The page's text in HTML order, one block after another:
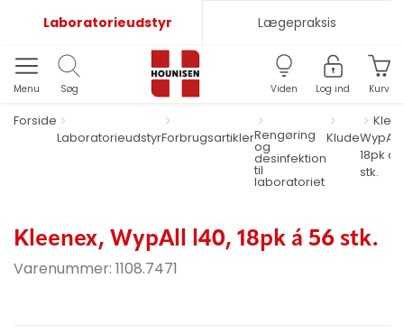
Laboratorieudstyr Lægepraksis
Menu Søg Viden Log ind Kurv
Forside
LaboratorieudstyrForbrugsartiklerRengøring
og
desinfektion
til
laboratoriet
KludeWypAll
18pk á
stk.
Kleenex, WypAll l40, 18pk á 56 stk.
Varenummer: 1108.7471